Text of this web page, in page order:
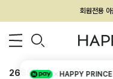
회원전용
멤버
26SS 신상 BEST
HAPPY PRINCE